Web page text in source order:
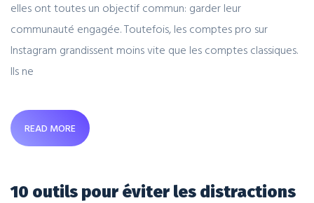
elles ont toutes un objectif commun: garder leur
communauté engagée. Toutefois, les comptes pro sur
Instagram grandissent moins vite que les comptes classiques.
Ils ne
READ MORE
10 outils pour éviter les distractions